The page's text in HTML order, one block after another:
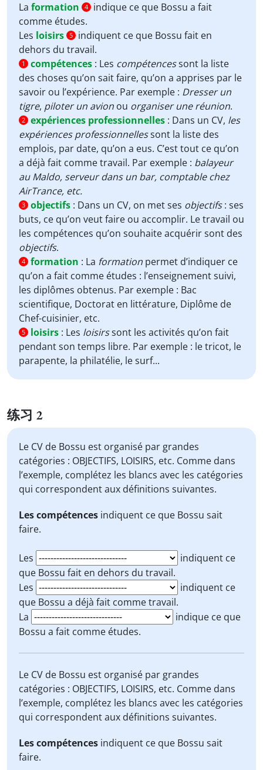
La formation 4
indique ce que Bossu a fait
comme études.
Les loisirs 5
indiquent ce que Bossu fait en
dehors du travail.
1 compétences : Les compétencessont la liste
des choses qu’on sait faire, qu’on a apprises par le
savoir ou l’expérience. Par exemple : Dresser un
tigre, piloter un avion ou organiser une réunion.
2 expériences professionnelles : Dans un CV, les
expériences professionnellessont la liste des
emplois, par date, qu’on a eus. C’est tout ce qu’on
a déjà fait comme travail. Par exemple : balayeur
au Maldo, serveur dans un bar, comptable chez
AirTrance, etc.
3 objectifs : Dans un CV, on met ses objectifs: ses
buts, ce qu’on veut faire ou accomplir. Le travail ou
les compétences qu’on souhaite acquérir sont des
objectifs.
4 formation : La formation permet d’indiquer ce
qu’on a fait comme études : l’enseignement suivi,
les diplômes obtenus. Par exemple : Bac
scientifique, Doctorat en littérature, Diplôme de
Chef-cuisinier, etc.
5 loisirs : Les loisirssont les activités qu’on fait
pendant son temps libre. Par exemple : le tricot, le
parapente, la philatélie, le surf...
练习 2
Le CV de Bossu est organisé par grandes
catégories : OBJECTIFS, LOISIRS, etc. Comme dans
l’exemple, complétez les blancs avec les catégories
qui correspondent aux définitions suivantes.
Les compétences indiquent ce que Bossu sait
faire.
Les
indiquent ce
que Bossu fait en dehors du travail.
Les
indiquent ce
que Bossu a déjà fait comme travail.
La
indique ce que
Bossu a fait comme études.
Le CV de Bossu est organisé par grandes
catégories : OBJECTIFS, LOISIRS, etc. Comme dans
l’exemple, complétez les blancs avec les catégories
qui correspondent aux définitions suivantes.
Les compétences indiquent ce que Bossu sait
faire.